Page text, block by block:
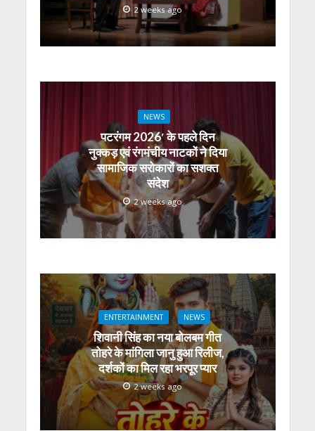
2 weeks ago
NEWS
पटरंगम 2026′ के पहले दिन
नुक्कड़ एवं रंगमंचीय नाटकों ने दिया
सामाजिक सरोकारों का सशक्त
संदेश
2 weeks ago
ENTERTAINMENT NEWS
शिवानी सिंह का नया बोलबम गीत
तोहरे के मांगिला जानु हुआ रिलीज,
दर्शकों का मिल रहा भरपूर प्यार
2 weeks ago